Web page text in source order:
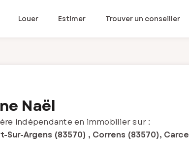
Louer Estimer Trouver un conseiller
Naël
indépendante en immobilier sur :
Sur-Argens (83570) , Correns (83570),